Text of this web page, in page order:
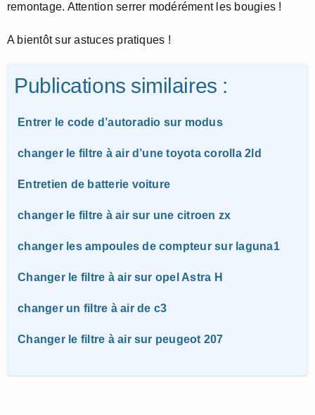
remontage. Attention serrer modérément les bougies !
A bientôt sur astuces pratiques !
Publications similaires :
Entrer le code d’autoradio sur modus
changer le filtre à air d’une toyota corolla 2ld
Entretien de batterie voiture
changer le filtre à air sur une citroen zx
changer les ampoules de compteur sur laguna1
Changer le filtre à air sur opel Astra H
changer un filtre à air de c3
Changer le filtre à air sur peugeot 207